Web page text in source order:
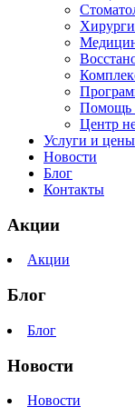
Помощь
Центр
Услуги и цены
Новости
Блог
Контакты
Акции
Акции
Блог
Блог
Новости
Новости